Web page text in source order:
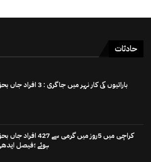
حادثات
باراتیوں کی کار نہر میں جاگری : 3 افراد جاں بحق
کراچی میں 5روز میں گرمی سے 427 افراد
ہوئے ؛فیصل